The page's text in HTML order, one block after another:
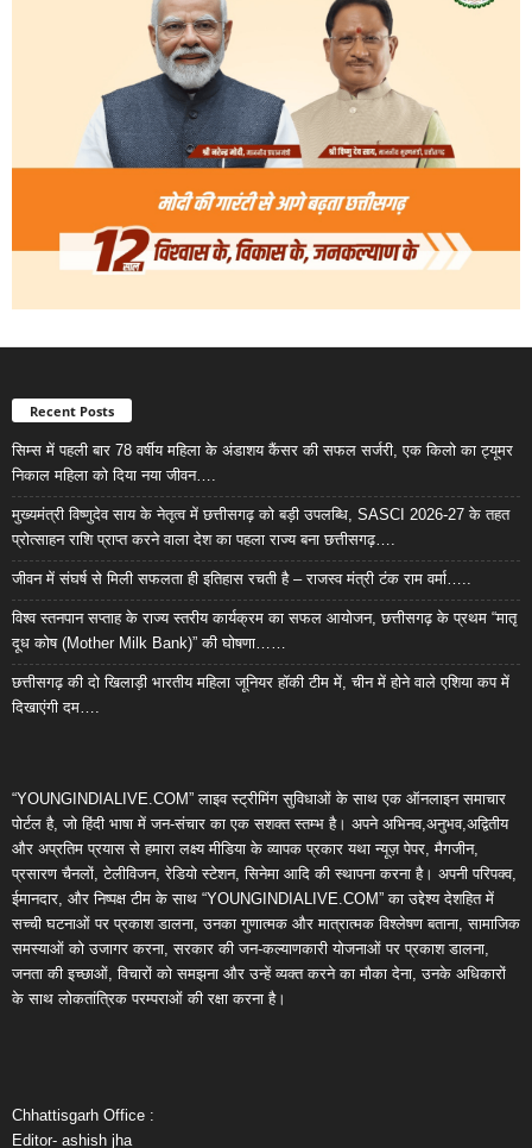
Recent Posts
सिम्स में पहली बार 78 वर्षीय महिला के अंडाशय कैंसर की सफल सर्जरी, एक किलो का ट्यूमर
निकाल महिला को दिया नया जीवन….
मुख्यमंत्री विष्णुदेव साय के नेतृत्व में छत्तीसगढ़ को बड़ी उपलब्धि, SASCI 2026-27 के तहत
प्रोत्साहन राशि प्राप्त करने वाला देश का पहला राज्य बना छत्तीसगढ़….
जीवन में संघर्ष से मिली सफलता ही इतिहास रचती है – राजस्व मंत्री टंक राम वर्मा…..
विश्व स्तनपान सप्ताह के राज्य स्तरीय कार्यक्रम का सफल आयोजन, छत्तीसगढ़ के प्रथम “मातृ
दूध कोष (Mother Milk Bank)” की घोषणा……
छत्तीसगढ़ की दो खिलाड़ी भारतीय महिला जूनियर हॉकी टीम में, चीन में होने वाले एशिया कप में
दिखाएंगी दम….
“YOUNGINDIALIVE.COM” लाइव स्ट्रीमिंग सुविधाओं के साथ एक ऑनलाइन समाचार
पोर्टल है, जो हिंदी भाषा में जन-संचार का एक सशक्त स्तम्भ है। अपने अभिनव,अनुभव,अद्वितीय
और अप्रतिम प्रयास से हमारा लक्ष्य मीडिया के व्यापक प्रकार यथा न्यूज़ पेपर, मैगजीन,
प्रसारण चैनलों, टेलीविजन, रेडियो स्टेशन, सिनेमा आदि की स्थापना करना है। अपनी परिपक्व,
ईमानदार, और निष्पक्ष टीम के साथ “YOUNGINDIALIVE.COM” का उद्देश्य देशहित में
सच्ची घटनाओं पर प्रकाश डालना, उनका गुणात्मक और मात्रात्मक विश्लेषण बताना, सामाजिक
समस्याओं को उजागर करना, सरकार की जन-कल्याणकारी योजनाओं पर प्रकाश डालना,
जनता की इच्छाओं, विचारों को समझना और उन्हें व्यक्त करने का मौका देना, उनके अधिकारों
के साथ लोकतांत्रिक परम्पराओं की रक्षा करना है।
Chhattisgarh Office :
Editor- ashish jha